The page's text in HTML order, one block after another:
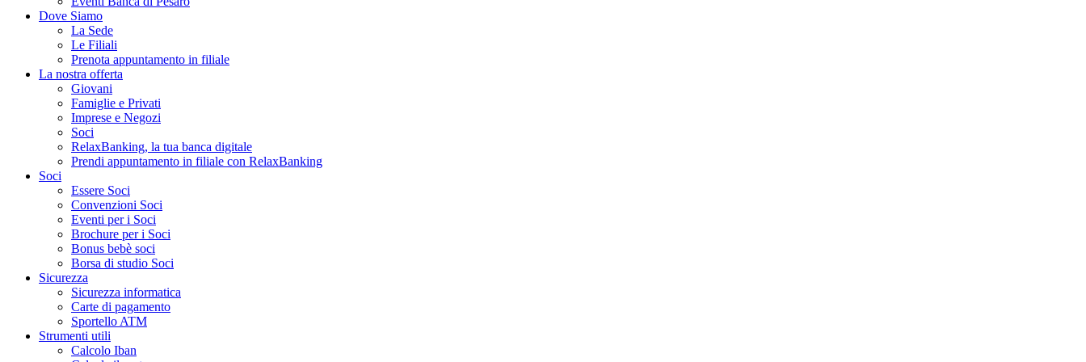
Dove Siamo
La Sede
Le Filiali
Prenota appuntamento in filiale
La nostra offerta
Giovani
Famiglie e Privati
Imprese e Negozi
Soci
RelaxBanking, la tua banca digitale
Prendi appuntamento in filiale con RelaxBanking
Soci
Essere Soci
Convenzioni Soci
Eventi per i Soci
Brochure per i Soci
Bonus bebè soci
Borsa di studio Soci
Sicurezza
Sicurezza informatica
Carte di pagamento
Sportello ATM
Strumenti utili
Calcolo Iban